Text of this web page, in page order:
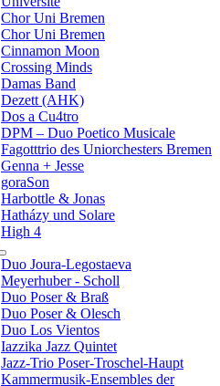
Chor Uni Bremen
Chor Uni Bremen
Cinnamon Moon
Crossing Minds
Damas Band
Dezett (AHK)
Dos a Cu4tro
DPM – Duo Poetico Musicale
Fagotttrio des Uniorchesters Bremen
Genna + Jesse
goraSon
Harbottle & Jonas
Hatházy und Solare
High 4
Duo Joura-Legostaeva
Meyerhuber - Scholl
Duo Poser & Braß
Duo Poser & Olesch
Duo Los Vientos
Iazzika Jazz Quintet
Jazz-Trio Poser-Troschel-Haupt
Kammermusik-Ensembles der